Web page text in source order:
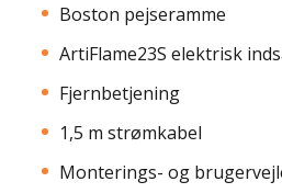
Boston pejseramme
ArtiFlame23S elektrisk
Fjernbetjening
1,5 m strømkabel
Monterings- og